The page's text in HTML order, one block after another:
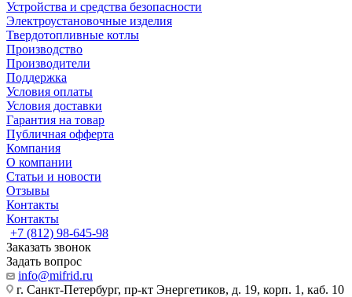
Устройства и средства безопасности
Электроустановочные изделия
Твердотопливные котлы
Производство
Производители
Поддержка
Условия оплаты
Условия доставки
Гарантия на товар
Публичная офферта
Компания
О компании
Статьи и новости
Отзывы
Контакты
Контакты
+7 (812) 98-645-98
Заказать звонок
Задать вопрос
info@mifrid.ru
г. Санкт-Петербург, пр-кт Энергетиков, д. 19, корп. 1, каб. 10